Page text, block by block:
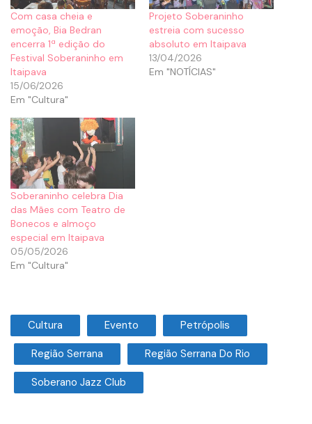
Com casa cheia e
emoção, Bia Bedran
encerra 1ª edição do
Festival Soberaninho em
Itaipava
15/06/2026
Em "Cultura"
Projeto Soberaninho
estreia com sucesso
absoluto em Itaipava
13/04/2026
Em "NOTÍCIAS"
Soberaninho celebra Dia
das Mães com Teatro de
Bonecos e almoço
especial em Itaipava
05/05/2026
Em "Cultura"
Cultura Evento Petrópolis
Região Serrana Região Serrana Do Rio
Soberano Jazz Club